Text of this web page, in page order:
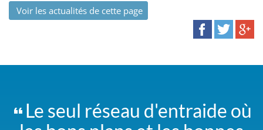
Voir les actualités de cette page
Le seul réseau d'entraide où